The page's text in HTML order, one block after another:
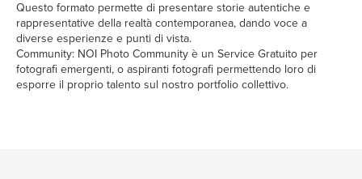
Questo formato permette di presentare storie autentiche e
rappresentative della realtà contemporanea, dando voce a
diverse esperienze e punti di vista.
Community: NOI Photo Community è un Service Gratuito per
fotografi emergenti, o aspiranti fotografi permettendo loro di
esporre il proprio talento sul nostro portfolio collettivo.